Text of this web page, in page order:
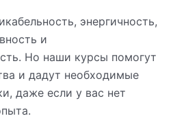
энергичность,
и
Но наши курсы помогут
и дадут необходимые
даже если у вас нет